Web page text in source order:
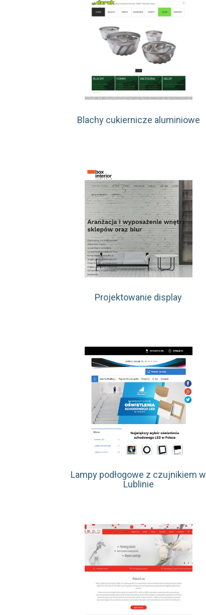
Blachy cukiernicze aluminiowe
Projektowanie display
Lampy podłogowe z czujnikiem w
Lublinie